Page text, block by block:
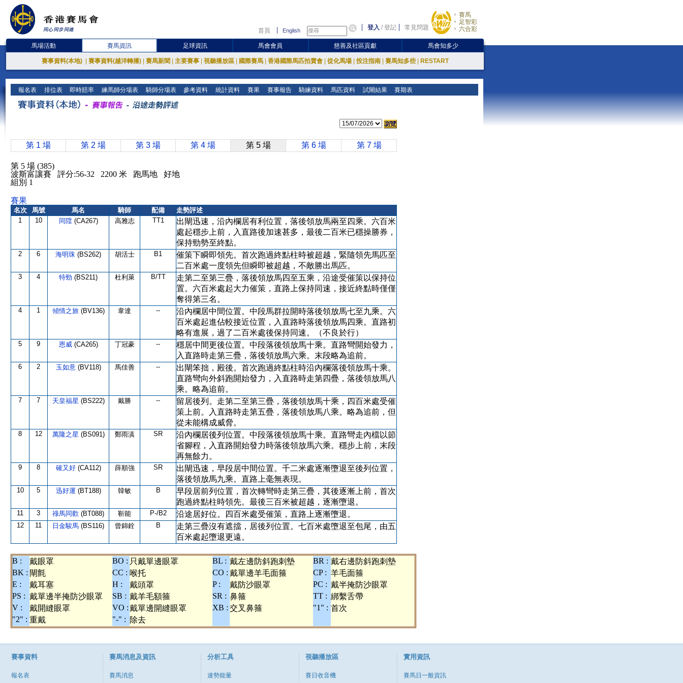
首頁 English 登入 /登記 常見問題
賽馬
足智彩
六合彩
馬場活動 賽馬資訊 足球資訊 馬會會員 慈善及社區貢獻 馬會知多少
賽事資料(本地) 賽事資料(越洋轉播) 賽馬新聞 主要賽事 視聽播放區 國際賽馬 香港國際馬匹拍賣會 從化馬場 投注指南 賽馬知多些 RESTART
報名表 排位表 即時賠率 練馬師分場表 騎師分場表 參考資料 統計資料 賽果 賽事報告 騎練資料 馬匹資料 試閘結果 賽期表
第 1 場 第 2 場 第 3 場 第 4 場 第 5 場 第 6 場 第 7 場
第 5 場 (385)
波斯富讓賽 評分:56-32 2200 米 跑馬地 好地
組別 1
賽果
名次 馬號 馬名 騎師 配備
走勢評述
1
10 同陞 (CA267) 高雅志 TT1
出閘迅速，沿內欄居有利位置，落後領放馬兩至四乘。六百米
處起穩步上前，入直路後加速甚多，最後二百米已穩操勝券，
保持勁勢至終點。
2 6 海明珠 (BS262) 胡活士 B1
催策下瞬即領先。首次跑過終點柱時被超越，緊隨領先馬匹至
二百米處一度領先但瞬即被超越，不敵勝出馬匹。
3 4 特勁 (BS211) 杜利萊 B/TT
走第二至第三疊，落後領放馬四至五乘，沿途受催策以保持位
置。六百米處起大力催策，直路上保持同速，接近終點時僅僅
奪得第三名。
4 1 傾情之旅 (BV136) 韋達 --
沿內欄居中間位置。中段馬群拉開時落後領放馬七至九乘。六
百米處起進佔較接近位置，入直路時落後領放馬四乘。直路初
略有進展，過了二百米處後保持同速。（不良於行）
5 9 恩威 (CA265) 丁冠豪 --
穩居中間更後位置。中段落後領放馬十乘。直路彎開始發力，
入直路時走第三疊，落後領放馬六乘。末段略為追前。
6 2 玉如意 (BV118) 馬佳善 --
出閘笨拙，殿後。首次跑過終點柱時沿內欄落後領放馬十乘。
直路彎向外斜跑開始發力，入直路時走第四疊，落後領放馬八
乘。略為追前。
7 7 天皇福星 (BS222) 戴勝 --
留居後列。走第二至第三疊，落後領放馬十乘，四百米處受催
策上前。入直路時走第五疊，落後領放馬八乘。略為追前，但
從未能構成威脅。
8 12 萬隆之星 (BS091) 鄭雨滇 SR
沿內欄居後列位置。中段落後領放馬十乘。直路彎走內檔以節
省腳程，入直路開始發力時落後領放馬六乘。穩步上前，末段
再無餘力。
9 8 確又好 (CA112) 薛順強 SR
出閘迅速，早段居中間位置。千二米處逐漸墮退至後列位置，
落後領放馬九乘。直路上毫無表現。
10 5 迅好運 (BT188) 韓敏 B
早段居前列位置，首次轉彎時走第三疊，其後逐漸上前，首次
跑過終點柱時領先。最後三百米被超越，逐漸墮退。
11 3 祿馬同歡 (BT088) 靳能 P-/B2 沿途居好位。四百米處受催策，直路上逐漸墮退。
12 11 日金駿馬 (BS116) 曾錦銓 B
走第三疊沒有遮擋，居後列位置。七百米處墮退至包尾，由五
百米處起墮退更遠。
B : 戴眼罩 BO : 只戴單邊眼罩 BL : 戴左邊防斜跑刺墊 BR : 戴右邊防斜跑刺墊
BK : 閘氈 CC : 喉托 CO : 戴單邊羊毛面箍 CP : 羊毛面箍
E :
戴耳塞 H : 戴頭罩 P : 戴防沙眼罩 PC : 戴半掩防沙眼罩
PS : 戴單邊半掩防沙眼罩 SB : 戴羊毛額箍 SR : 鼻箍 TT : 綁繫舌帶
V :
戴開縫眼罩 VO :戴單邊開縫眼罩 XB : 交叉鼻箍 "1" : 首次
"2" : 重戴 "-" : 除去
賽事資料
報名表
賽馬消息及資訊
賽馬消息
分析工具
速勢能量
視聽播放區
賽日收音機
實用資訊
賽馬日一般資訊